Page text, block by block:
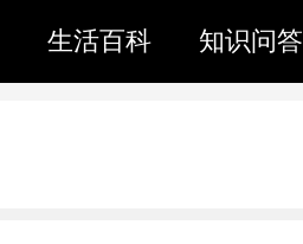
生活百科 知识问答